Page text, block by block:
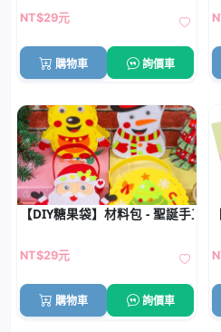
NT$29元
購物車 詢價車
【DIY糖果袋】材料包 - 聖誕手工禮
NT$29元
購物車 詢價車